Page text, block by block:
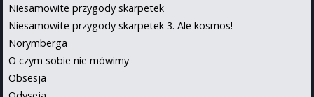
Niesamowite przygody skarpetek
Niesamowite przygody skarpetek 3. Ale kosmos!
Norymberga
O czym sobie nie mówimy
Obsesja